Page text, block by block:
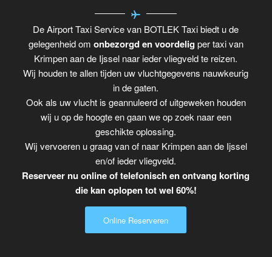
De Airport Taxi Service van BOTLEK Taxi biedt u de
gelegenheid om onbezorgd en voordelig per taxi van
Krimpen aan de Ijssel naar ieder vliegveld te reizen.
Wij houden te allen tijden uw vluchtgegevens nauwkeurig
in de gaten.
Ook als uw vlucht is geannuleerd of uitgeweken houden
wij u op de hoogte en gaan we op zoek naar een
geschikte oplossing.
Wij vervoeren u graag van of naar Krimpen aan de Ijssel
en/of ieder vliegveld.
Reserveer nu online of telefonisch en ontvang korting
die kan oplopen tot wel 60%!
Online Reserveren